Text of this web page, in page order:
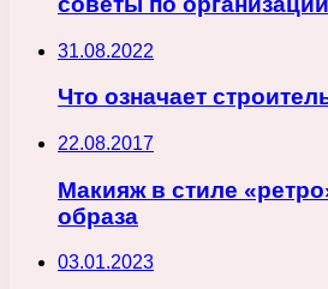
31.08.2022
Что означает
22.08.2017
Макияж в стиле
образа
03.01.2023